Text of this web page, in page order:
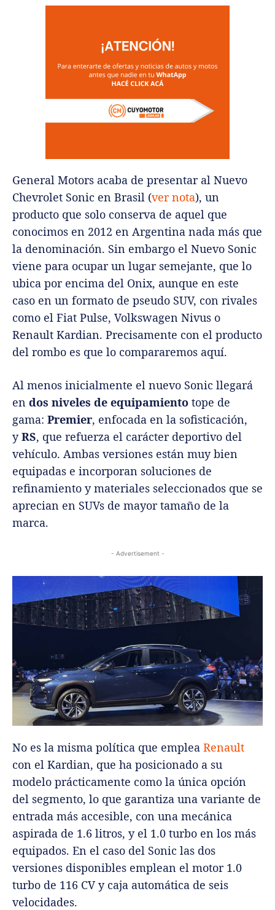
General Motors acaba de presentar al Nuevo
Chevrolet Sonic en Brasil (ver nota), un
producto que solo conserva de aquel que
conocimos en 2012 en Argentina nada más que
la denominación. Sin embargo el Nuevo Sonic
viene para ocupar un lugar semejante, que lo
ubica por encima del Onix, aunque en este
caso en un formato de pseudo SUV, con rivales
como el Fiat Pulse, Volkswagen Nivus o
Renault Kardian. Precisamente con el producto
del rombo es que lo compararemos aquí.
Al menos inicialmente el nuevo Sonic llegará
en dos niveles de equipamiento tope de
gama: Premier, enfocada en la sofisticación,
yRS, que refuerza el carácter deportivo del
vehículo. Ambas versiones están muy bien
equipadas e incorporan soluciones de
refinamiento y materiales seleccionados que se
aprecian en SUVs de mayor tamaño de la
marca.
- Advertisement -
No es la misma política que emplea Renault
con el Kardian, que ha posicionado a su
modelo prácticamente como la única opción
del segmento, lo que garantiza una variante de
entrada más accesible, con una mecánica
aspirada de 1.6 litros, y el 1.0 turbo en los más
equipados. En el caso del Sonic las dos
versiones disponibles emplean el motor 1.0
turbo de 116 CV y caja automática de seis
velocidades.